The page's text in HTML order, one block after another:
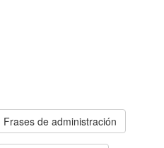
Frases de administración